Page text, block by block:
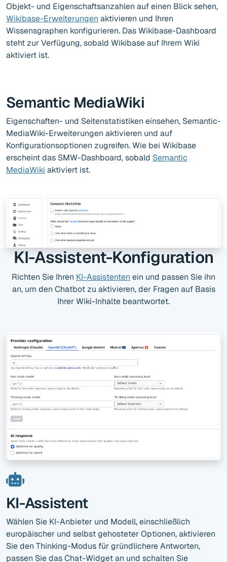
Objekt- und Eigenschaftsanzahlen auf einen Blick sehen,
Wikibase-Erweiterungen aktivieren und Ihren
Wissensgraphen konfigurieren. Das Wikibase-Dashboard
steht zur Verfügung, sobald Wikibase auf Ihrem Wiki
aktiviert ist.
Semantic MediaWiki
Eigenschaften- und Seitenstatistiken einsehen, Semantic-
MediaWiki-Erweiterungen aktivieren und auf
Konfigurationsoptionen zugreifen. Wie bei Wikibase
erscheint das SMW-Dashboard, sobald Semantic
MediaWiki aktiviert ist.
KI-Assistent-Konfiguration
Richten Sie Ihren KI-Assistenten ein und passen Sie ihn
an, um den Chatbot zu aktivieren, der Fragen auf Basis
Ihrer Wiki-Inhalte beantwortet.
KI-Assistent
Wählen Sie KI-Anbieter und Modell, einschließlich
europäischer und selbst gehosteter Optionen, aktivieren
Sie den Thinking-Modus für gründlichere Antworten,
passen Sie das Chat-Widget an und schalten Sie